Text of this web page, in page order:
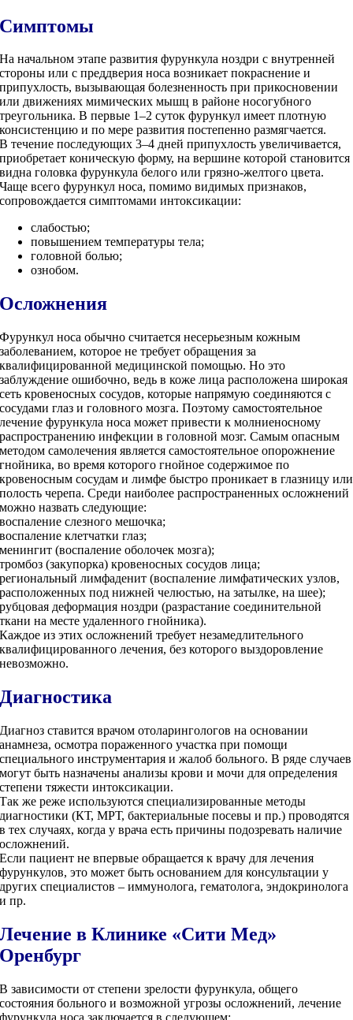
Симптомы
На начальном этапе развития фурункула ноздри с внутренней
стороны или с преддверия носа возникает покраснение и
припухлость, вызывающая болезненность при прикосновении
или движениях мимических мышц в районе носогубного
треугольника. В первые 1–2 суток фурункул имеет плотную
консистенцию и по мере развития постепенно размягчается.
В течение последующих 3–4 дней припухлость увеличивается,
приобретает коническую форму, на вершине которой становится
видна головка фурункула белого или грязно-желтого цвета.
Чаще всего фурункул носа, помимо видимых признаков,
сопровождается симптомами интоксикации:
слабостью;
повышением температуры тела;
головной болью;
ознобом.
Осложнения
Фурункул носа обычно считается несерьезным кожным
заболеванием, которое не требует обращения за
квалифицированной медицинской помощью. Но это
заблуждение ошибочно, ведь в коже лица расположена широкая
сеть кровеносных сосудов, которые напрямую соединяются с
сосудами глаз и головного мозга. Поэтому самостоятельное
лечение фурункула носа может привести к молниеносному
распространению инфекции в головной мозг. Самым опасным
методом самолечения является самостоятельное опорожнение
гнойника, во время которого гнойное содержимое по
кровеносным сосудам и лимфе быстро проникает в глазницу или
полость черепа. Среди наиболее распространенных осложнений
можно назвать следующие:
воспаление слезного мешочка;
воспаление клетчатки глаз;
менингит (воспаление оболочек мозга);
тромбоз (закупорка) кровеносных сосудов лица;
региональный лимфаденит (воспаление лимфатических узлов,
расположенных под нижней челюстью, на затылке, на шее);
рубцовая деформация ноздри (разрастание соединительной
ткани на месте удаленного гнойника).
Каждое из этих осложнений требует незамедлительного
квалифицированного лечения, без которого выздоровление
невозможно.
Диагностика
Диагноз ставится врачом отоларингологов на основании
анамнеза, осмотра пораженного участка при помощи
специального инструментария и жалоб больного. В ряде случаев
могут быть назначены анализы крови и мочи для определения
степени тяжести интоксикации.
Так же реже используются специализированные методы
диагностики (КТ, МРТ, бактериальные посевы и пр.) проводятся
в тех случаях, когда у врача есть причины подозревать наличие
осложнений.
Если пациент не впервые обращается к врачу для лечения
фурункулов, это может быть основанием для консультации у
других специалистов – иммунолога, гематолога, эндокринолога
и пр.
Лечение в Клинике «Сити Мед»
Оренбург
В зависимости от степени зрелости фурункула, общего
состояния больного и возможной угрозы осложнений, лечение
фурункула носа заключается в следующем: